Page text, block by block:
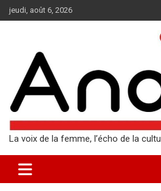
Aller
au
jeudi, août 6, 2026
La voix de la femme, l’écho de la